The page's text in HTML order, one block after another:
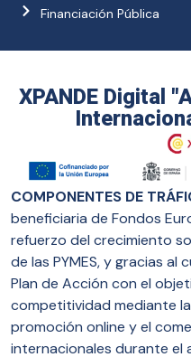
Financiación Pública
XPANDE Digital
COMPONENTES DE
beneficiaria de Fondos
refuerzo del crecimiento
de las PYMES, y gracias al
Plan de Acción con el
competitividad mediante
promoción online y el
internacionales durante el